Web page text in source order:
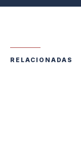
RELACIONADAS